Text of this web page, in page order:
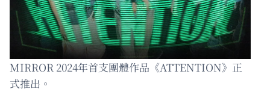
MIRROR 2024年首支團體作品《ATTENTION》正
式推出。